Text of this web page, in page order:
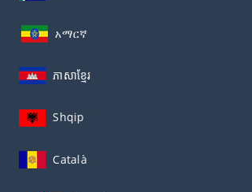
አማርኛ
ភាសាខ្មែរ
Shqip
Català